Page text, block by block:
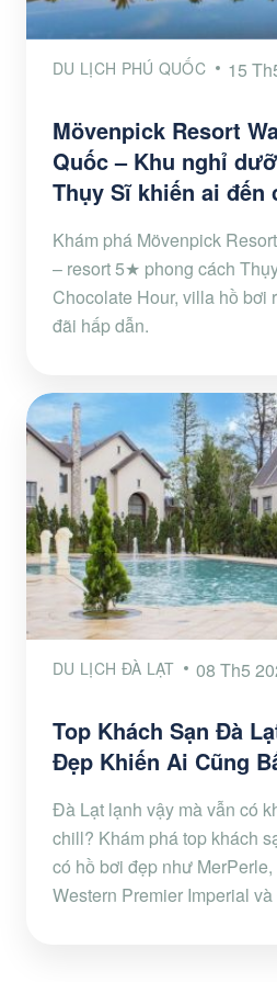
DU LỊCH PHÚ QUỐC 15
Mövenpick Resort
Quốc – Khu nghỉ
Thụy Sĩ khiến ai đến
Khám phá Mövenpick
– resort 5★ phong cách
Chocolate Hour, villa hồ bơi
đãi hấp dẫn.
DU LỊCH ĐÀ LẠT 08 Th5
Top Khách Sạn Đà
Đẹp Khiến Ai Cũng
Đà Lạt lạnh vậy mà vẫn có
chill? Khám phá top khách
có hồ bơi đẹp như
Western Premier Imperial